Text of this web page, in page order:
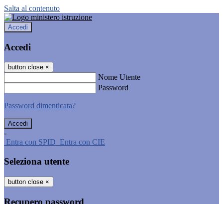
Salta al contenuto
Accedi
Accedi
button close ×
Nome Utente
Password
Password dimenticata?
-
Entra con SPID Entra con CIE
Seleziona utente
button close ×
Recupero password